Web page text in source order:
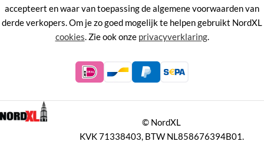
accepteert en waar van toepassing de algemene voorwaarden van
derde verkopers. Om je zo goed mogelijk te helpen gebruikt NordXL
cookies. Zie ook onze privacyverklaring.
© NordXL
KVK 71338403, BTW NL858676394B01.